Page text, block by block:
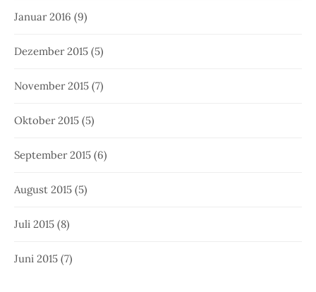
Januar 2016 (9)
Dezember 2015 (5)
November 2015 (7)
Oktober 2015 (5)
September 2015 (6)
August 2015 (5)
Juli 2015 (8)
Juni 2015 (7)